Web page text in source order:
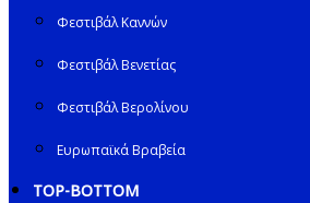
Φεστιβάλ Καννών
Φεστιβάλ Βενετίας
Φεστιβάλ Βερολίνου
Ευρωπαϊκά Βραβεία
TOP-BOTTOM